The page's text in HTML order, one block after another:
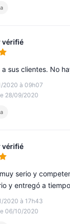
vérifié
5
2020 à 09h07
28/09/2020
a sus clientes. No
vérifié
5
2020 à 17h43
06/10/2020
serio y
y entregó a